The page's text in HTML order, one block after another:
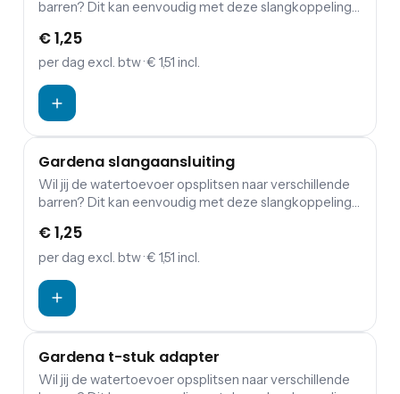
barren? Dit kan eenvoudig met deze slangkoppeling
€ 1,25
per dag excl. btw· € 1,51 incl.
Gardena slangaansluiting
Wil jij de watertoevoer opsplitsen naar verschillende
barren? Dit kan eenvoudig met deze slangkoppeling
€ 1,25
per dag excl. btw· € 1,51 incl.
Gardena t-stuk adapter
Wil jij de watertoevoer opsplitsen naar verschillende